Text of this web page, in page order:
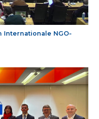
Internationale NGO-